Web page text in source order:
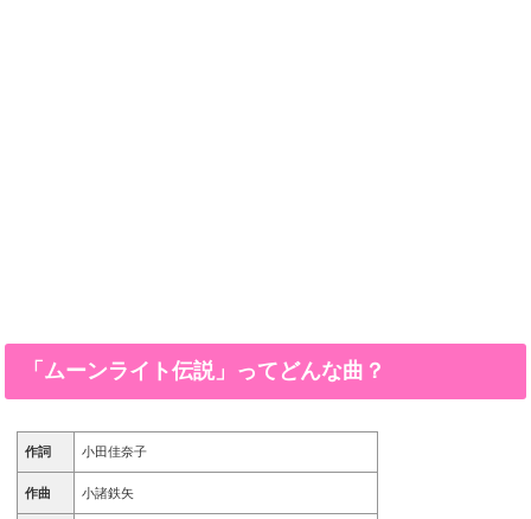
「ムーンライト伝説」ってどんな曲？
作詞 小田佳奈子
作曲 小諸鉄矢